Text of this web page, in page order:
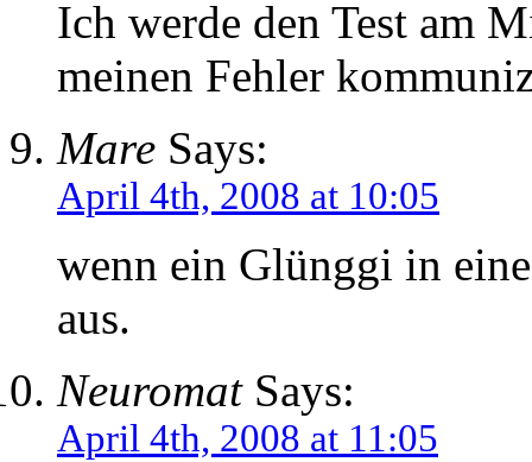
Ich werde den Test am
meinen Fehler
Mare Says:
April 4th, 2008 at 10:05
wenn ein Glünggi in
aus.
NeuromatSays:
April 4th, 2008 at 11:05